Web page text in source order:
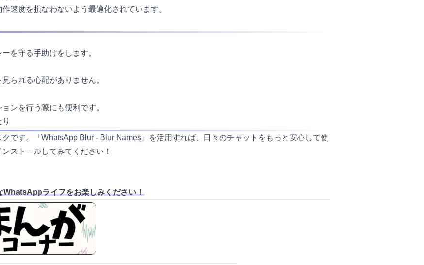
速度を損なわないよう最適化されています。
を守る手助けをします。
られる心配がありません。
ンを行う際にも便利です。
です。「WhatsApp Blur - Blur Names」を活用すれば、日々のチャットをもっと安心して使
ストールしてみてください！
WhatsAppライフをお楽しみください！